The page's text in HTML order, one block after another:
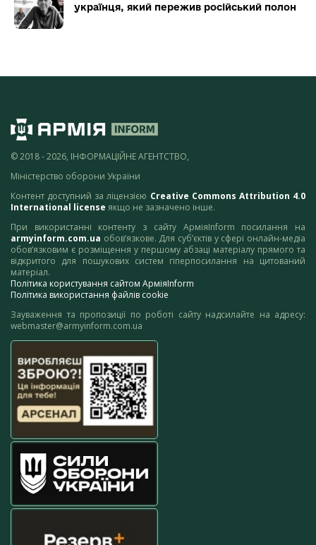
українця, який пережив російський полон
© 2018 - 2026, ІНФОРМАЦІЙНЕ АГЕНТСТВО,
Міністерство оборони України
Контент доступний за ліцензією Creative Commons Attribution 4.0
International license якщо не зазначено інше.
При використанні контенту з сайту АрміяInform посилання на
armyinform.com.ua обов’язкове. Для суб’єктів у сфері онлайн-медіа
обов’язковим є розміщення у першому абзаці матеріалу прямого та
відкритого для пошукових систем гіперпосилання на цитований
матеріал.
Політика користування сайтом АрміяInform
Політика використання файлів cookie
Зауваження та пропозиції по роботі сайту надсилайте на адресу:
webmaster@armyinform.com.ua